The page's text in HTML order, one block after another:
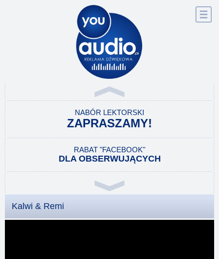
NABÓR LEKTORSKI
ZAPRASZAMY!
RABAT "FACEBOOK"
DLA OBSERWUJĄCYCH
POLUB NASZ PROFIL
I ZYSKAJ RABAT!
REKLAMY VIDEO
Kalwi & Remi